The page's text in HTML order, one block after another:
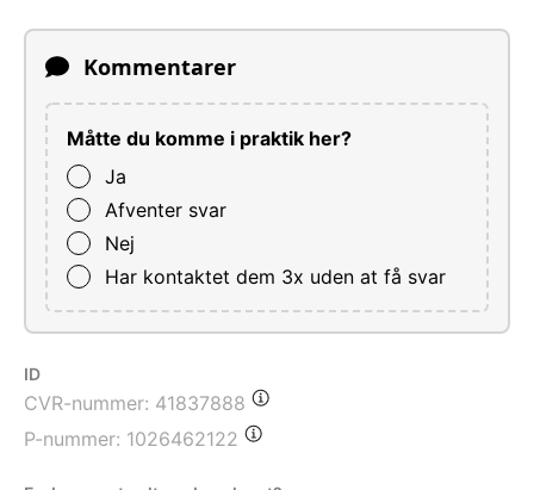
Kommentarer
Måtte du komme i praktik her?
Ja
Afventer svar
Nej
Har kontaktet dem 3x uden at få svar
ID
CVR-nummer: 41837888
P-nummer: 1026462122